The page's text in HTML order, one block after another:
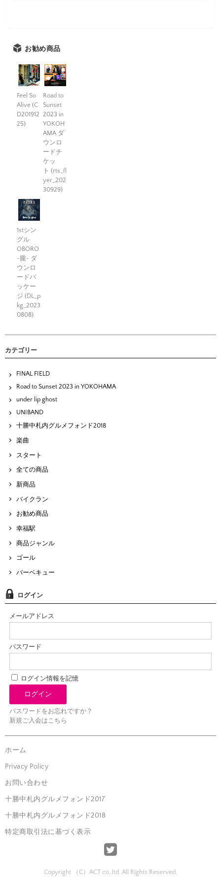
お勧め商品
Feel So
Alive (C
D201912
25)
Road to
Sunset
2023 in
YOKOH
AMA ダ
ウンロ
ードチ
ケッ
ト (rts_fl
yer_202
30929)
1stシン
グル
OBORO
-朧- ダ
ウンロ
ードパ
ッケー
ジ (DL_p
kg_2023
0808)
カテゴリー
FINAL FIELD
Road to Sunset 2023 in YOKOHAMA
under lip ghost
UNIBAND
十勝中札内グルメフォンド2018
楽曲
スタート
全ての商品
新商品
バイクラン
お勧め商品
幸福駅
商品ジャンル
ゴール
バーベキュー
ログイン
メールアドレス
パスワード
ログイン情報を記憶
パスワードをお忘れですか？
新規ご入会はこちら
ホーム
Privacy Policy
お問い合わせ
十勝中札内グルメフォンド2017
十勝中札内グルメフォンド2018
特定商取引法に基づく表示
Copyright （C）ACT co,.ltd. All Rights Reserved.